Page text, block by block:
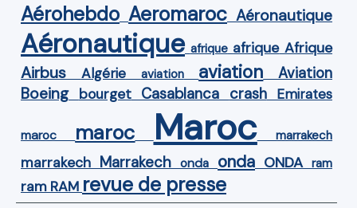
Aérohebdo Aeromaroc Aéronautique
Aéronautique afrique afrique Afrique
Airbus Algérie aviation aviation Aviation
Boeing bourget Casablanca crash Emirates
maroc maroc Maroc marrakech
marrakech Marrakech onda onda ONDA ram
ram RAM revue de presse